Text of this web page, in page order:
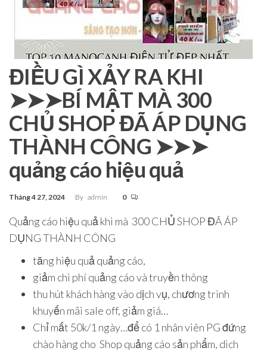
ĐIỀU GÌ XẢY RA KHI
➤➤➤BÍ MẬT MÀ 300
CHỦ SHOP ĐÃ ÁP DỤNG
THÀNH CÔNG ➤➤➤
quảng cáo hiệu quả
Tháng 4 27, 2024 By admin 0
Quảng cáo hiệu quả khi mà 300 CHỦ SHOP ĐÃ ÁP
DỤNG THÀNH CÔNG
tăng hiệu quả quảng cáo,
giảm chi phí quảng cáo và truyền thông
thu hút khách hàng vào dịch vụ, chương trình
khuyến mãi sale off, giảm giá…
Chỉ mất 50k/1 ngày…để có 1 nhân viên PG đứng
chào hàng cho Shop quảng cáo sản phẩm, dich